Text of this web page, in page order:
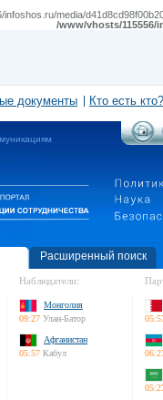
media/
/www/vhosts/
документы Кто есть кто?
Расширенный поиск
Наблюдатели:
Монголия
09:27 Улан-Батор
Афганистан
05:57 Кабул